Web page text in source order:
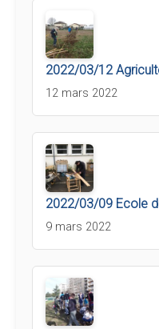
2022/03/12
12 mars 2022
2022/03/09 Ecole
9 mars 2022